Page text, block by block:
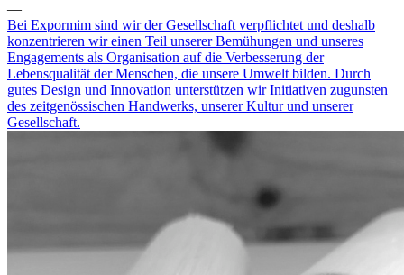
—
Bei Expormim sind wir der Gesellschaft verpflichtet und deshalb
konzentrieren wir einen Teil unserer Bemühungen und unseres
Engagements als Organisation auf die Verbesserung der
Lebensqualität der Menschen, die unsere Umwelt bilden. Durch
gutes Design und Innovation unterstützen wir Initiativen zugunsten
des zeitgenössischen Handwerks, unserer Kultur und unserer
Gesellschaft.